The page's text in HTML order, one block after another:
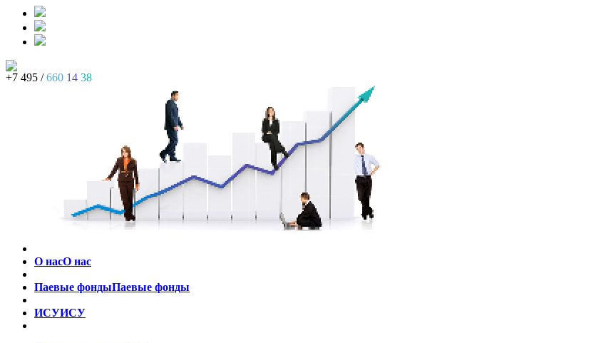
+7 495 / 660 14 38
О насО нас
Паевые фондыПаевые фонды
ИСУИСУ